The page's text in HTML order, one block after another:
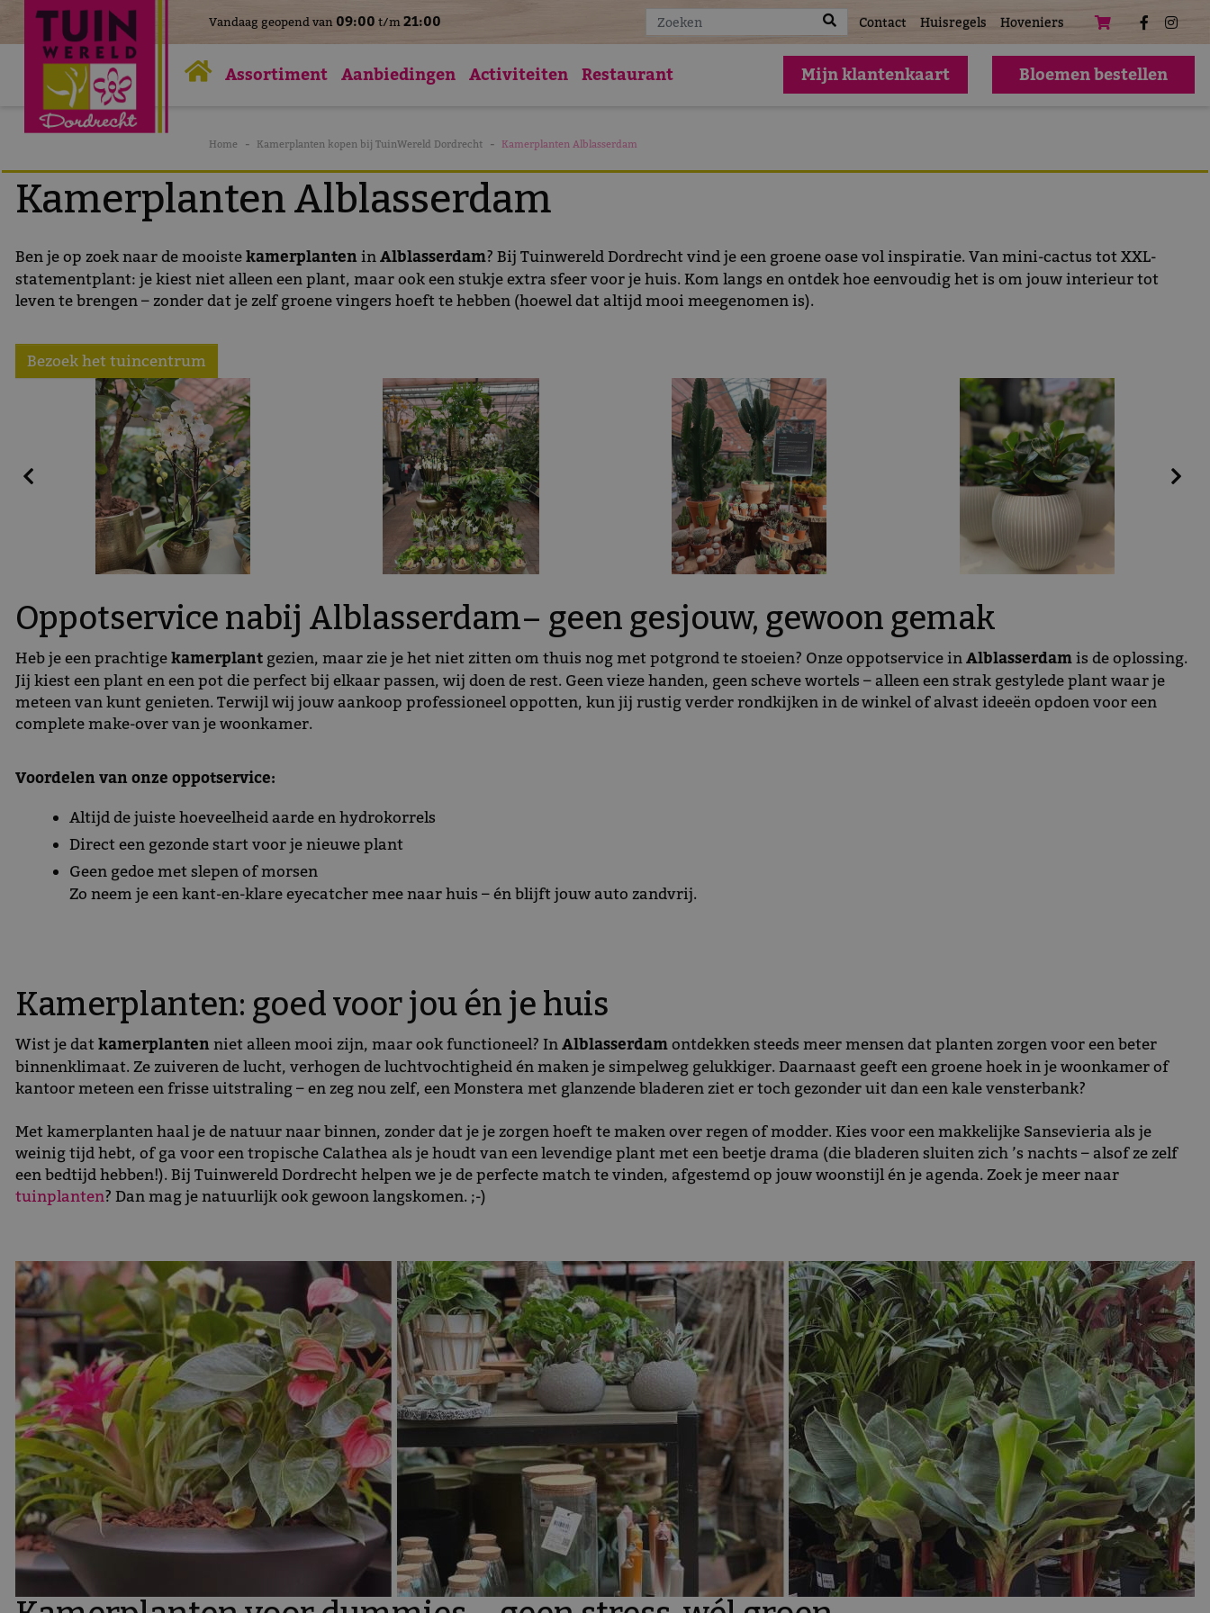
Home Kamerplanten kopen bij TuinWereld Dordrecht Kamerplanten Alblasserdam
Vandaag geopend van 09:00 t/m21:00
Bloemen bestellen
Vacatures Contact Huisregels Hoveniers
Assortiment Aanbiedingen Activiteiten Restaurant Mijn klantenkaart
Kamerplanten Alblasserdam
Ben je op zoek naar de mooistekamerplanteninAlblasserdam? Bij Tuinwereld Dordrecht vind je een groene oase vol inspiratie. Van mini-cactus tot XXL-
statementplant: je kiest niet alleen een plant, maar ook een stukje extra sfeer voor je huis. Kom langs en ontdek hoe eenvoudig het is om jouw interieur tot
leven te brengen – zonder dat je zelf groene vingers hoeft te hebben (hoewel dat altijd mooi meegenomen is).
Bezoek het tuincentrum
Oppotservice nabij Alblasserdam– geen gesjouw, gewoon gemak
Heb je een prachtigekamerplant gezien, maar zie je het niet zitten om thuis nog met potgrond te stoeien? Onze oppotservice inAlblasserdamis de oplossing.
Jij kiest een plant en een pot die perfect bij elkaar passen, wij doen de rest. Geen vieze handen, geen scheve wortels – alleen een strak gestylede plant waar je
meteen van kunt genieten. Terwijl wij jouw aankoop professioneel oppotten, kun jij rustig verder rondkijken in de winkel of alvast ideeën opdoen voor een
complete make-over van je woonkamer.
Voordelen van onze oppotservice:
Altijd de juiste hoeveelheid aarde en hydrokorrels
Direct een gezonde start voor je nieuwe plant
Geen gedoe met slepen of morsen
Zo neem je een kant-en-klare eyecatcher mee naar huis – én blijft jouw auto zandvrij.
Kamerplanten: goed voor jou én je huis
Wist je datkamerplantenniet alleen mooi zijn, maar ook functioneel? InAlblasserdamontdekken steeds meer mensen dat planten zorgen voor een beter
binnenklimaat. Ze zuiveren de lucht, verhogen de luchtvochtigheid én maken je simpelweg gelukkiger. Daarnaast geeft een groene hoek in je woonkamer of
kantoor meteen een frisse uitstraling – en zeg nou zelf, een Monstera met glanzende bladeren ziet er toch gezonder uit dan een kale vensterbank?
Met kamerplanten haal je de natuur naar binnen, zonder dat je je zorgen hoeft te maken over regen of modder. Kies voor een makkelijke Sansevieria als je
weinig tijd hebt, of ga voor een tropische Calathea als je houdt van een levendige plant met een beetje drama (die bladeren sluiten zich ’s nachts – alsof ze zelf
een bedtijd hebben!). Bij Tuinwereld Dordrecht helpen we je de perfecte match te vinden, afgestemd op jouw woonstijl én je agenda. Zoek je meer naar
tuinplanten? Dan mag je natuurlijk ook gewoon langskomen. ;-)